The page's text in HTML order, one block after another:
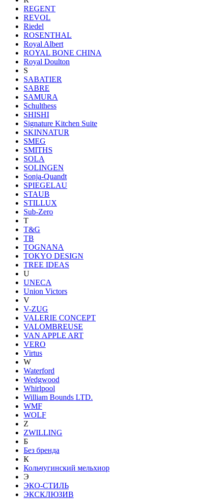
REGENT
REVOL
Riedel
ROSENTHAL
Royal Albert
ROYAL BONE CHINA
Royal Doulton
S
SABATIER
SABRE
SAMURA
Schulthess
SHISHI
Signature Kitchen Suite
SKINNATUR
SMEG
SMITHS
SOLA
SOLINGEN
Sonja-Quandt
SPIEGELAU
STAUB
STILLUX
Sub-Zero
T
T&G
TB
TOGNANA
TOKYO DESIGN
TREE IDEAS
U
UNECA
Union Victors
V
V-ZUG
VALERIE CONCEPT
VALOMBREUSE
VAN APPLE ART
VERO
Virtus
W
Waterford
Wedgwood
Whirlpool
William Bounds LTD.
WMF
WOLF
Z
ZWILLING
Б
Без бренда
К
Кольчугинский мельхиор
Э
ЭКО-СТИЛЬ
ЭКСКЛЮЗИВ